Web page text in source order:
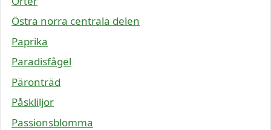
Östra norra centrala delen
Paprika
Paradisfågel
Päronträd
Påskliljor
Passionsblomma